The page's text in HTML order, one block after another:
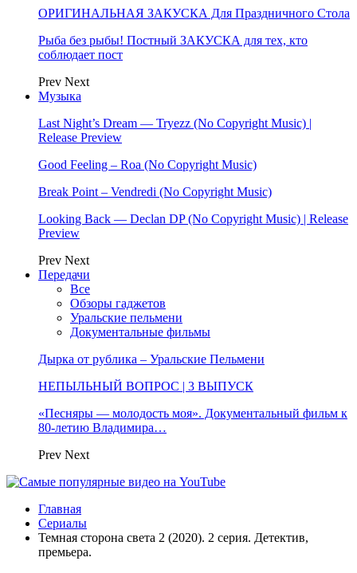
ОРИГИНАЛЬНАЯ ЗАКУСКА Для Праздничного Стола
Рыба без рыбы! Постный ЗАКУСКА для тех, кто
соблюдает пост
Prev Next
Музыка
Last Night’s Dream — Tryezz (No Copyright Music) |
Release Preview
Good Feeling – Roa (No Copyright Music)
Break Point – Vendredi (No Copyright Music)
Looking Back — Declan DP (No Copyright Music) | Release
Preview
Prev Next
Передачи
Все
Обзоры гаджетов
Уральские пельмени
Документальные фильмы
Дырка от рублика – Уральские Пельмени
НЕПЫЛЬНЫЙ ВОПРОС | 3 ВЫПУСК
«Песняры — молодость моя». Документальный фильм к
80-летию Владимира…
Prev Next
Главная
Сериалы
Темная сторона света 2 (2020). 2 серия. Детектив,
премьера.